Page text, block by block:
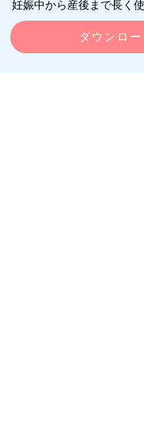
妊娠中から産後まで長く
ダウンロー